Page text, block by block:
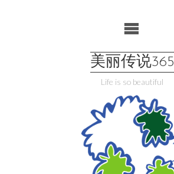
美丽传说365
Life is so beautiful